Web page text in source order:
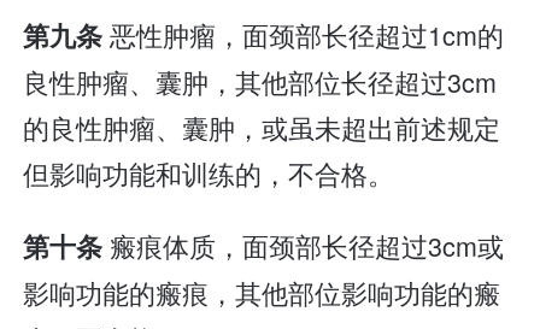
第九条恶性肿瘤，面颈部长径超过1cm的
良性肿瘤、囊肿，其他部位长径超过3cm
的良性肿瘤、囊肿，或虽未超出前述规定
但影响功能和训练的，不合格。
第十条 瘢痕体质，面颈部长径超过3cm或
影响功能的瘢痕，其他部位影响功能的瘢